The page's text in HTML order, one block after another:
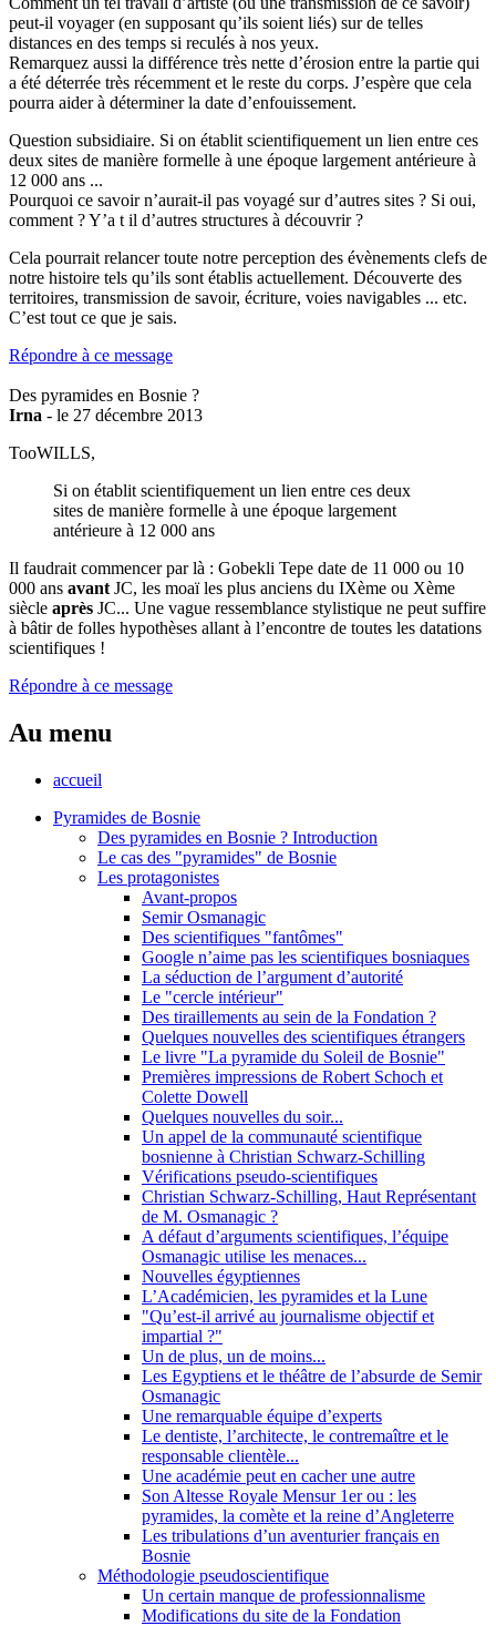
peut-il voyager (en supposant qu’ils soient liés) sur de telles
distances en des temps si reculés à nos yeux.
Remarquez aussi la différence très nette d’érosion entre la partie qui
a été déterrée très récemment et le reste du corps. J’espère que cela
pourra aider à déterminer la date d’enfouissement.
Question subsidiaire. Si on établit scientifiquement un lien entre ces
deux sites de manière formelle à une époque largement antérieure à
12 000 ans ...
Pourquoi ce savoir n’aurait-il pas voyagé sur d’autres sites ? Si oui,
comment ? Y’a t il d’autres structures à découvrir ?
Cela pourrait relancer toute notre perception des évènements clefs de
notre histoire tels qu’ils sont établis actuellement. Découverte des
territoires, transmission de savoir, écriture, voies navigables ... etc.
C’est tout ce que je sais.
Répondre à ce message
Des pyramides en Bosnie ?
Irna - le 27 décembre 2013
TooWILLS,
Si on établit scientifiquement un lien entre ces deux
sites de manière formelle à une époque largement
antérieure à 12 000 ans
Il faudrait commencer par là : Gobekli Tepe date de 11 000 ou 10
000 ans avant JC, les moaï les plus anciens du IXème ou Xème
siècle après JC... Une vague ressemblance stylistique ne peut suffire
à bâtir de folles hypothèses allant à l’encontre de toutes les datations
scientifiques !
Répondre à ce message
Au menu
accueil
Pyramides de Bosnie
Des pyramides en Bosnie ? Introduction
Le cas des "pyramides" de Bosnie
Les protagonistes
Avant-propos
Semir Osmanagic
Des scientifiques "fantômes"
Google n’aime pas les scientifiques bosniaques
La séduction de l’argument d’autorité
Le "cercle intérieur"
Des tiraillements au sein de la Fondation ?
Quelques nouvelles des scientifiques étrangers
Le livre "La pyramide du Soleil de Bosnie"
Premières impressions de Robert Schoch et
Colette Dowell
Quelques nouvelles du soir...
Un appel de la communauté scientifique
bosnienne à Christian Schwarz-Schilling
Vérifications pseudo-scientifiques
Christian Schwarz-Schilling, Haut Représentant
de M. Osmanagic ?
A défaut d’arguments scientifiques, l’équipe
Osmanagic utilise les menaces...
Nouvelles égyptiennes
L’Académicien, les pyramides et la Lune
"Qu’est-il arrivé au journalisme objectif et
impartial ?"
Un de plus, un de moins...
Les Egyptiens et le théâtre de l’absurde de Semir
Osmanagic
Une remarquable équipe d’experts
Le dentiste, l’architecte, le contremaître et le
responsable clientèle...
Une académie peut en cacher une autre
Son Altesse Royale Mensur 1er ou : les
pyramides, la comète et la reine d’Angleterre
Les tribulations d’un aventurier français en
Bosnie
Méthodologie pseudoscientifique
Un certain manque de professionnalisme
Modifications du site de la Fondation